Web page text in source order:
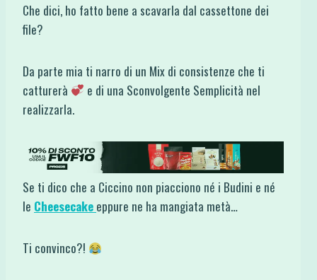
Che dici, ho fatto bene a scavarla dal cassettone dei
file?
Da parte mia ti narro di un Mix di consistenze che ti
catturerà
e di una Sconvolgente Semplicità nel
realizzarla.
Se ti dico che a Ciccino non piacciono né i Budini e né
le Cheesecake eppure ne ha mangiata metà…
Ti convinco?!